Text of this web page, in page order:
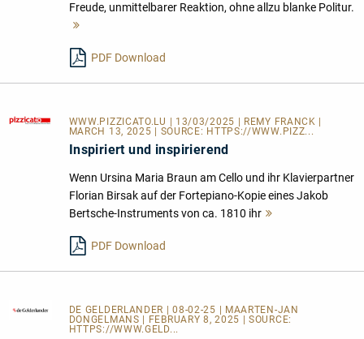
Freude, unmittelbarer Reaktion, ohne allzu blanke Politur.
PDF Download
WWW.PIZZICATO.LU
| 13/03/2025 | REMY FRANCK |
MARCH 13, 2025 | SOURCE: HTTPS://WWW.PIZZ...
Inspiriert und inspirierend
Wenn Ursina Maria Braun am Cello und ihr Klavierpartner
Florian Birsak auf der Fortepiano-Kopie eines Jakob
Bertsche-Instruments von ca. 1810 ihr
PDF Download
DE GELDERLANDER
| 08-02-25 | MAARTEN-JAN
DONGELMANS | FEBRUARY 8, 2025 | SOURCE:
HTTPS://WWW.GELD...